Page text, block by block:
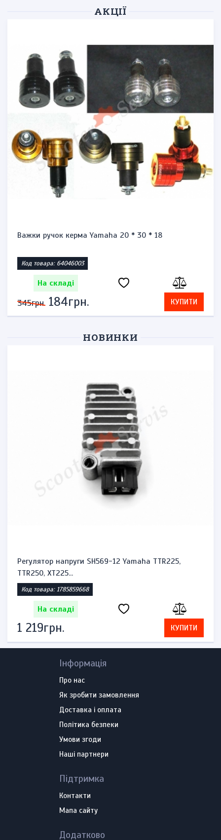
АКЦІЇ
Важки ручок керма Yamaha 20 * 30 * 18
Код товара: 64046003
На складі
345грн. 184грн. КУПИТИ
НОВИНКИ
Регулятор напруги SH569-12 Yamaha TTR225,
TTR250, XT225...
Код товара: 1785859668
На складі
1 219грн. КУПИТИ
Інформація
Про нас
Як зробити замовлення
Доставка і оплата
Політика безпеки
Умови згоди
Наші партнери
Підтримка
Контакти
Мапа сайту
Додатково